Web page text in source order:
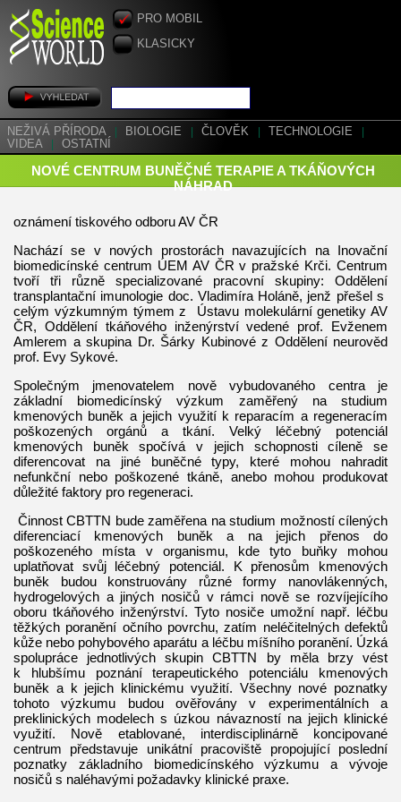
PRO MOBIL
KLASICKY
NEŽIVÁ PŘÍRODA BIOLOGIE ČLOVĚK TECHNOLOGIE
VIDEA
OSTATNÍ
NOVÉ CENTRUM BUNĚČNÉ TERAPIE A TKÁŇOVÝCH
NÁHRAD
oznámení tiskového odboru AV ČR
Nachází se v nových prostorách navazujících na Inovační
biomedicínské centrum ÚEM AV ČR v pražské Krči. Centrum
tvoří tři různě specializované pracovní skupiny: Oddělení
transplantační imunologie doc. Vladimíra Holáně, jenž přešel s
celým výzkumným týmem z Ústavu molekulární genetiky AV
ČR, Oddělení tkáňového inženýrství vedené prof. Evženem
Amlerem a skupina Dr. Šárky Kubinové z Oddělení neurověd
prof. Evy Sykové.
Společným jmenovatelem nově vybudovaného centra je
základní biomedicínský výzkum zaměřený na studium
kmenových buněk a jejich využití k reparacím a regeneracím
poškozených orgánů a tkání. Velký léčebný potenciál
kmenových buněk spočívá v jejich schopnosti cíleně se
diferencovat na jiné buněčné typy, které mohou nahradit
nefunkční nebo poškozené tkáně, anebo mohou produkovat
důležité faktory pro regeneraci.
Činnost CBTTN bude zaměřena na studium možností cílených
diferenciací kmenových buněk a na jejich přenos do
poškozeného místa v organismu, kde tyto buňky mohou
uplatňovat svůj léčebný potenciál. K přenosům kmenových
buněk budou konstruovány různé formy nanovlákenných,
hydrogelových a jiných nosičů v rámci nově se rozvíjejícího
oboru tkáňového inženýrství. Tyto nosiče umožní např. léčbu
těžkých poranění očního povrchu, zatím neléčitelných defektů
kůže nebo pohybového aparátu a léčbu míšního poranění. Úzká
spolupráce jednotlivých skupin CBTTN by měla brzy vést
k hlubšímu poznání terapeutického potenciálu kmenových
buněk a k jejich klinickému využití. Všechny nové poznatky
tohoto výzkumu budou ověřovány v experimentálních a
preklinických modelech s úzkou návazností na jejich klinické
využití. Nově etablované, interdisciplinárně koncipované
centrum představuje unikátní pracoviště propojující poslední
poznatky základního biomedicínského výzkumu a vývoje
nosičů s naléhavými požadavky klinické praxe.